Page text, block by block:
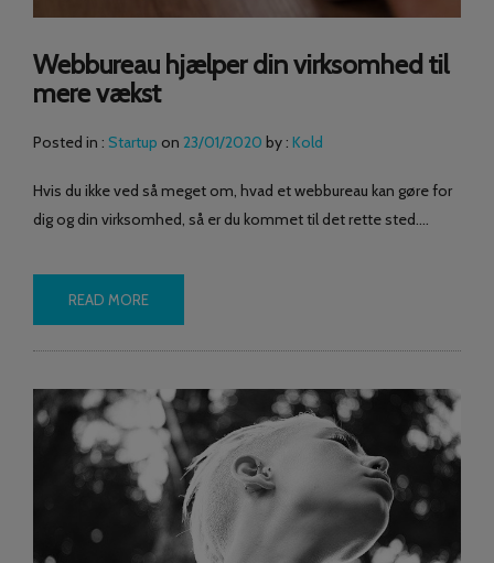
Webbureau hjælper din virksomhed til
mere vækst
Posted in : Startup on 23/01/2020 by : Kold
Hvis du ikke ved så meget om, hvad et webbureau kan gøre for
dig og din virksomhed, så er du kommet til det rette sted….
READ MORE